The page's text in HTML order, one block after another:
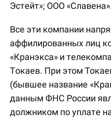
Эстейт»; ООО
Все эти компании
аффилированных лиц
«Кранэкса» и
Токаев. При этом
(бывшее название
данным ФНС России
должником по уплате